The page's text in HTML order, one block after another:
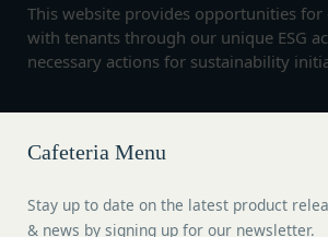
This website provides opportunities
with tenants through our unique ESG
necessary actions for sustainability
Language
English
Cafeteria Menu
Stay up to date on the latest product
& news by signing up for our newsletter.
なお、かかる場合には、本人確認を
場合があります。
お問い合わせ
その他個人情報の取り扱いに関する
は、下記の窓口までお願いいたします
メールによるお問い合わせ
お問い合わせ内容によっては回答に
には、既に登録済みの情報に基づく
効なものとすることをあらかじめ承
会員が本条第１項に定める変更手続
第6条（IDおよびパスワードの管理）
認・登録されたお客様IDおよびパス
用、管理について一切の責任を負う